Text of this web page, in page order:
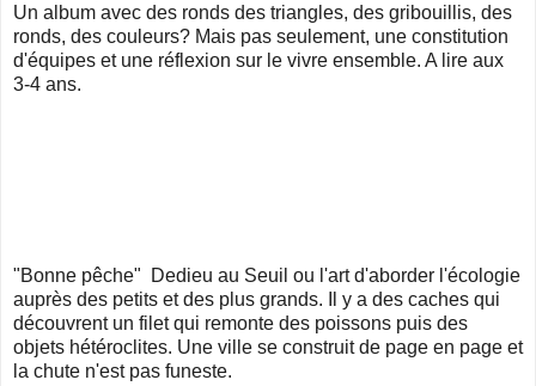
Un album avec des ronds des triangles, des gribouillis, des
ronds, des couleurs? Mais pas seulement, une constitution
d'équipes et une réflexion sur le vivre ensemble. A lire aux
3-4 ans.
"Bonne pêche" Dedieu au Seuil ou l'art d'aborder l'écologie
auprès des petits et des plus grands. Il y a des caches qui
découvrent un filet qui remonte des poissons puis des
objets hétéroclites. Une ville se construit de page en page et
la chute n'est pas funeste.